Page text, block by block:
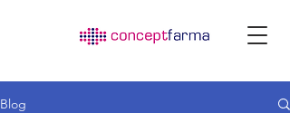
Blog